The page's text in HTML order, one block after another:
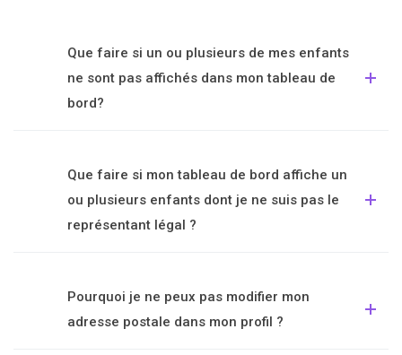
Que faire si un ou plusieurs de mes enfants
ne sont pas affichés dans mon tableau de
bord?
Que faire si mon tableau de bord affiche un
ou plusieurs enfants dont je ne suis pas le
représentant légal ?
Pourquoi je ne peux pas modifier mon
adresse postale dans mon profil ?